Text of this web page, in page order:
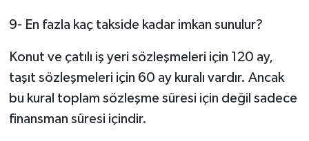
9- En fazla kaç takside kadar imkan sunulur?
Konut ve çatılı iş yeri sözleşmeleri için 120 ay,
taşıt sözleşmeleri için 60 ay kuralı vardır. Ancak
bu kural toplam sözleşme süresi için değil sadece
finansman süresi içindir.